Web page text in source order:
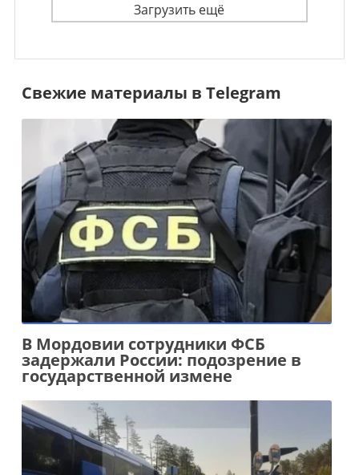
Загрузить ещё
Свежие материалы в Telegram
В Мордовии сотрудники ФСБ
задержали России: подозрение в
государственной измене